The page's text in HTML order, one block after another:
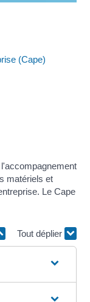
(Cape)
matériels et
Le Cape
Tout déplier